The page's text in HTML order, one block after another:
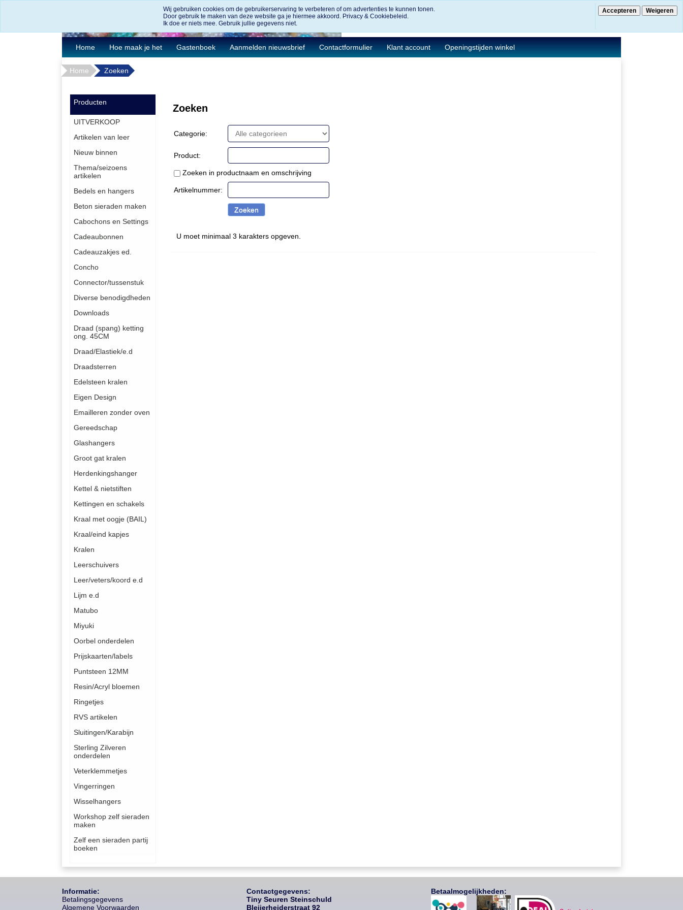
€ 0.00
Home Hoe maak je het Gastenboek Aanmelden nieuwsbrief Contactformulier Klant account Openingstijden winkel
Home Zoeken
Producten
UITVERKOOP
Artikelen van leer
Nieuw binnen
Thema/seizoens
artikelen
Bedels en hangers
Beton sieraden maken
Cabochons en Settings
Cadeaubonnen
Cadeauzakjes ed.
Concho
Connector/tussenstuk
Diverse benodigdheden
Downloads
Draad (spang) ketting
ong. 45CM
Draad/Elastiek/e.d
Draadsterren
Edelsteen kralen
Eigen Design
Emailleren zonder oven
Gereedschap
Glashangers
Groot gat kralen
Herdenkingshanger
Kettel & nietstiften
Kettingen en schakels
Kraal met oogje (BAIL)
Kraal/eind kapjes
Kralen
Leerschuivers
Leer/veters/koord e.d
Lijm e.d
Matubo
Miyuki
Oorbel onderdelen
Prijskaarten/labels
Puntsteen 12MM
Resin/Acryl bloemen
Ringetjes
RVS artikelen
Sluitingen/Karabijn
Sterling Zilveren
onderdelen
Veterklemmetjes
Vingerringen
Wisselhangers
Workshop zelf sieraden
maken
Zelf een sieraden partij
boeken
Zoeken
Categorie:
Product:
Zoeken in productnaam en omschrijving
Artikelnummer:
U moet minimaal 3 karakters opgeven.
Informatie:
Betalingsgegevens
Algemene Voorwaarden
Contactgegevens:
Tiny Seuren Steinschuld
Bleijerheiderstraat 92
Betaalmogelijkheden:
Wij gebruiken cookies om de gebruikerservaring te verbeteren of om advertenties te kunnen tonen.
Door gebruik te maken van deze website ga je hiermee akkoord. Privacy & Cookiebeleid.
Ik doe er niets mee. Gebruik jullie gegevens niet.
Accepteren Weigeren